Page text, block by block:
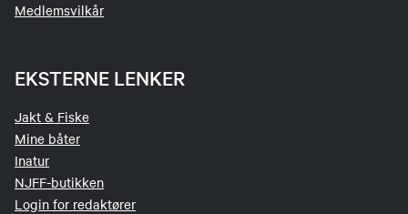
Medlemsvilkår
EKSTERNE LENKER
Jakt & Fiske
Mine båter
Inatur
NJFF-butikken
Login for redaktører